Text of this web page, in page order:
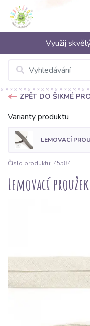
Využij
ZPĚT DO ŠIKMÉ
Varianty produktu
LEMOVACÍ
Číslo produktu: 45584
Lemovací